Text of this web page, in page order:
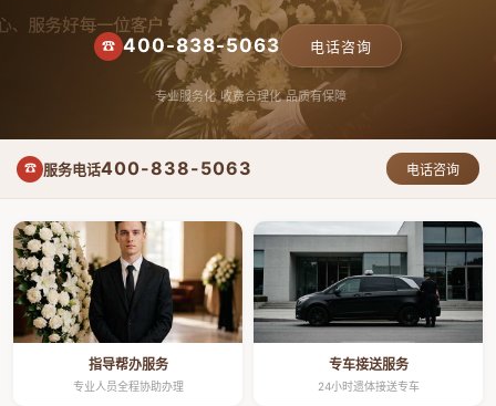
☎ 400-838-5063 电话咨询
专业服务化 收费合理化 品质有保障
☎ 服务电话400-838-5063 电话咨询
指导帮办服务
专业人员全程协助办理
专车接送服务
24小时遗体接送专车